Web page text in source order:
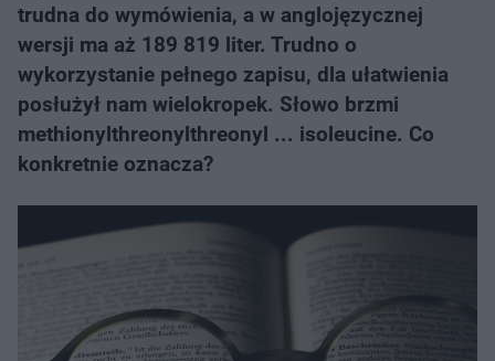
trudna do wymówienia, a w anglojęzycznej
wersji ma aż 189 819 liter. Trudno o
wykorzystanie pełnego zapisu, dla ułatwienia
posłużył nam wielokropek. Słowo brzmi
methionylthreonylthreonyl ... isoleucine. Co
konkretnie oznacza?